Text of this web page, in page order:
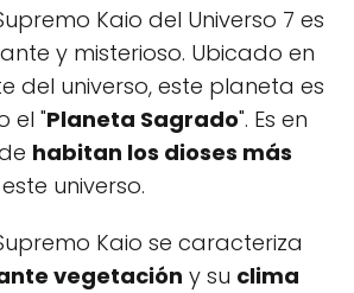
Kaio del Universo 7 es
y misterioso. Ubicado en
del universo, este planeta es
el "Planeta Sagrado". Es en
habitan los dioses más
universo.
Kaio se caracteriza
vegetación y su clima